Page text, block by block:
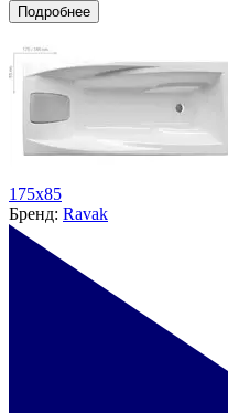
Подробнее
175x85
Бренд: Ravak